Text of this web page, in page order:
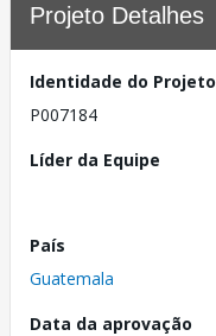
Projeto Detalhes
Identidade do Projeto
P007184
Líder da Equipe
País
Guatemala
Data da aprovação